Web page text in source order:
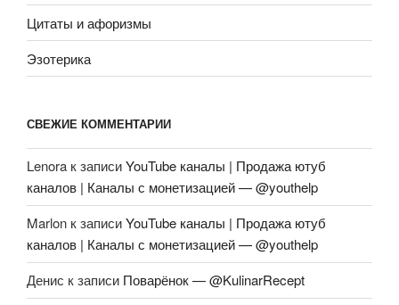
Цитаты и афоризмы
Эзотерика
СВЕЖИЕ КОММЕНТАРИИ
Lenora к записиYouTube каналы | Продажа ютуб
каналов | Каналы с монетизацией — @youthelp
Marlon к записиYouTube каналы | Продажа ютуб
каналов | Каналы с монетизацией — @youthelp
Денис к записи Поварёнок — @KulinarRecept